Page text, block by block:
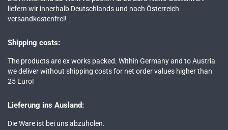
liefern wir innerhalb Deutschlands und nach Österreich
versandkostenfrei!
Shipping costs:
The products are ex works packed. Within Germany and to Austria
we deliver without shipping costs for net order values higher than
25 Euro!
Lieferung ins Ausland:
Die Ware ist bei uns abzuholen.